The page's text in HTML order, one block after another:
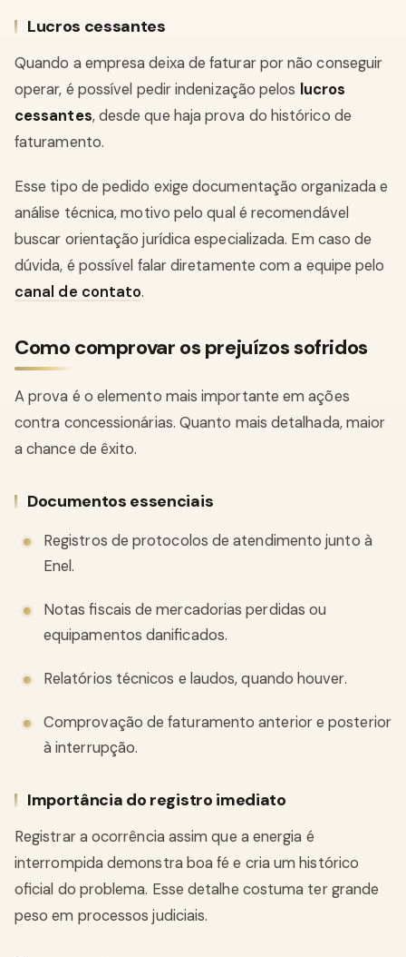
Lucros cessantes
Quando a empresa deixa de faturar por não conseguir
operar, é possível pedir indenização pelos lucros
cessantes, desde que haja prova do histórico de
faturamento.
Esse tipo de pedido exige documentação organizada e
análise técnica, motivo pelo qual é recomendável
buscar orientação jurídica especializada. Em caso de
dúvida, é possível falar diretamente com a equipe pelo
canal de contato.
Como comprovar os prejuízos sofridos
A prova é o elemento mais importante em ações
contra concessionárias. Quanto mais detalhada, maior
a chance de êxito.
Documentos essenciais
Registros de protocolos de atendimento junto à
Enel.
Notas fiscais de mercadorias perdidas ou
equipamentos danificados.
Relatórios técnicos e laudos, quando houver.
Comprovação de faturamento anterior e posterior
à interrupção.
Importância do registro imediato
Registrar a ocorrência assim que a energia é
interrompida demonstra boa fé e cria um histórico
oficial do problema. Esse detalhe costuma ter grande
peso em processos judiciais.